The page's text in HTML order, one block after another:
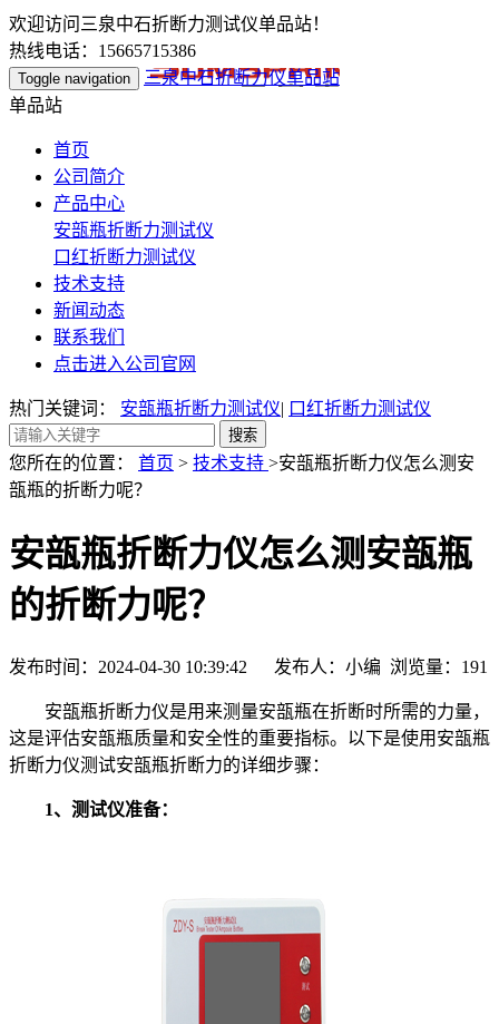
欢迎访问三泉中石折断力测试仪单品站！
热线电话：15665715386
Toggle navigation
三泉中石折断力仪单品站
单品站
首页
公司简介
产品中心
安瓿瓶折断力测试仪
口红折断力测试仪
技术支持
新闻动态
联系我们
点击进入公司官网
热门关键词： 安瓿瓶折断力测试仪| 口红折断力测试仪
您所在的位置： 首页 > 技术支持 >安瓿瓶折断力仪怎么测安
瓿瓶的折断力呢？
安瓿瓶折断力仪怎么测安瓿瓶
的折断力呢？
发布时间：2024-04-30 10:39:42 发布人：小编 浏览量： 191
安瓿瓶折断力仪是用来测量安瓿瓶在折断时所需的力量，
这是评估安瓿瓶质量和安全性的重要指标。以下是使用安瓿瓶
折断力仪测试安瓿瓶折断力的详细步骤：
1、测试仪准备：